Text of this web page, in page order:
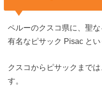
ペルーのクスコ県に、聖
有名なピサック Pisac とい
クスコからピサックまで
す。